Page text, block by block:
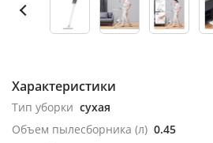
Характеристики
Тип уборки сухая
Объем пылесборника (л) 0.45